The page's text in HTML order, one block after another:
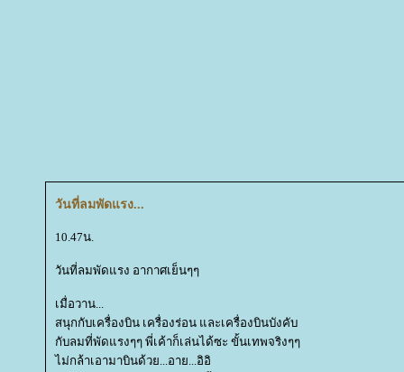
วันที่ลมพัดแรง...
10.47น.
วันที่ลมพัดแรง อากาศเย็นๆๆ
เมื่อวาน...
สนุกกับเครื่องบิน เครื่องร่อน และเครื่องบินบังคับ
กับลมที่พัดแรงๆๆ พี่เค้าก็เล่นได้ซะ ขั้นเทพจริงๆๆ
ไม่กล้าเอามาบินด้วย...อาย...อิอิ